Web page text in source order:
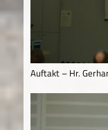
Auftakt – Hr.